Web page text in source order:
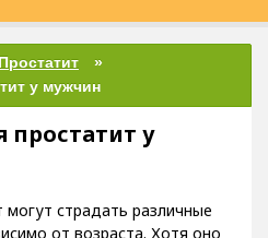
Простатит
у мужчин
простатит у
страдать различные
от возраста. Хотя оно